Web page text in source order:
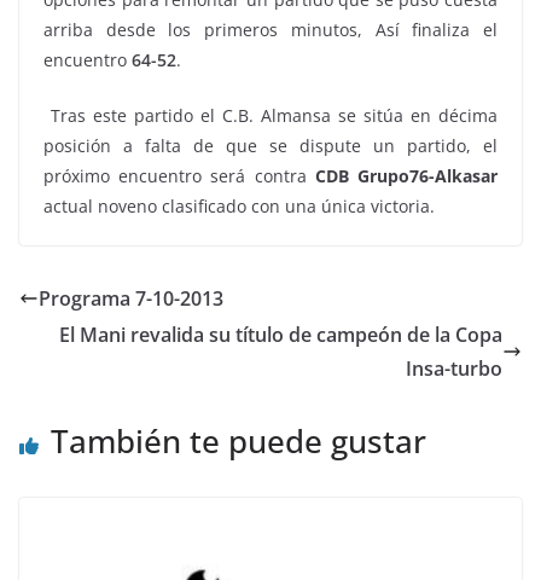
arriba desde los primeros minutos, Así finaliza el
encuentro 64-52.
Tras este partido el C.B. Almansa se sitúa en décima
posición a falta de que se dispute un partido, el
próximo encuentro será contra CDB Grupo76-Alkasar
actual noveno clasificado con una única victoria.
Programa 7-10-2013
El Mani revalida su título de campeón de la Copa
Insa-turbo
También te puede gustar